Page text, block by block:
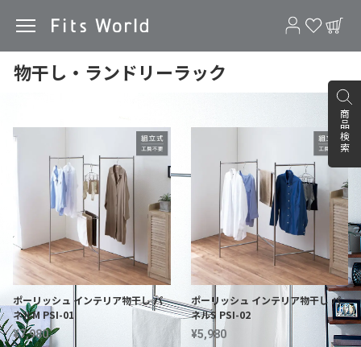
物干し・ランドリーラック
ポーリッシュ インテリア物干し パ
ネルM PSI-01
¥7,980
ポーリッシュ インテリア物干し パ
ネルS PSI-02
¥5,980
商品検索